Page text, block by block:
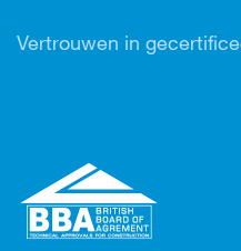
Vertrouwen in